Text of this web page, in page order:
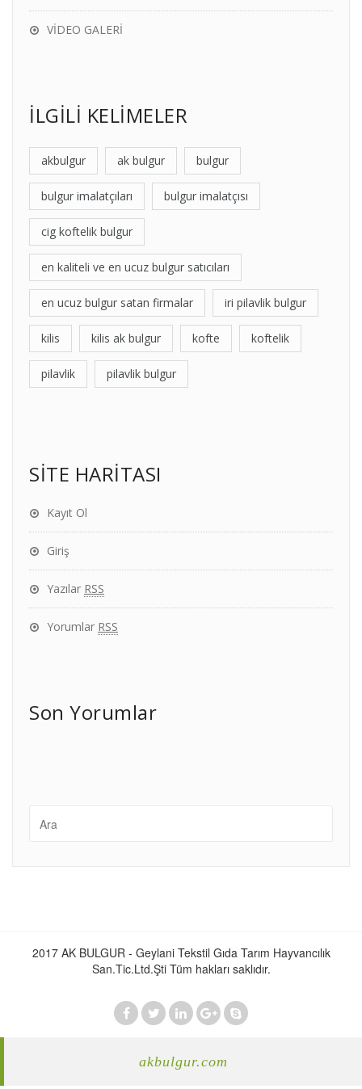
VİDEO GALERİ
İLGİLİ KELİMELER
akbulgur ak bulgur bulgur
bulgur imalatçıları bulgur imalatçısı
cig koftelik bulgur
en kaliteli ve en ucuz bulgur satıcıları
en ucuz bulgur satan firmalar iri pilavlik bulgur
kilis kilis ak bulgur kofte koftelik
pilavlik pilavlik bulgur
SİTE HARİTASI
Kayıt Ol
Giriş
Yazılar RSS
Yorumlar RSS
Son Yorumlar
2017 AK BULGUR - Geylani Tekstil Gıda Tarım Hayvancılık
San.Tic.Ltd.Şti Tüm hakları saklıdır.
akbulgur.com